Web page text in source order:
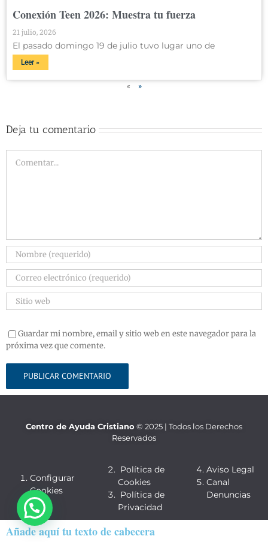
Conexión Teen 2026: Muestra tu fuerza
21 julio, 2026
El pasado domingo 19 de julio tuvo lugar uno de
Leer »
« »
Deja tu comentario
Guardar mi nombre, email y sitio web en este navegador para la
próxima vez que comente.
Centro de Ayuda Cristiano © 2025 | Todos los Derechos
Reservados
Configurar
Cookies
Política de
Cookies
Política de
Privacidad
Aviso Legal
Canal
Denuncias
Añade aquí tu texto de cabecera